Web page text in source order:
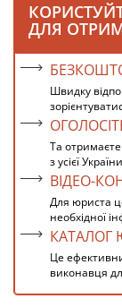
ДЛЯ
Швидку
Та
з усієї
ВІДЕО-
Для юриста
необхідної
КАТАЛОГ
Це
виконавця